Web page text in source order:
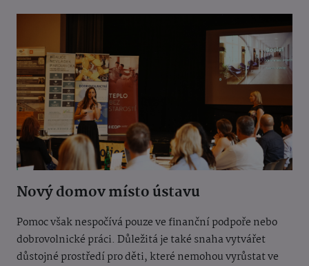
Nový domov místo ústavu
Pomoc však nespočívá pouze ve finanční podpoře nebo
dobrovolnické práci. Důležitá je také snaha vytvářet
důstojné prostředí pro děti, které nemohou vyrůstat ve